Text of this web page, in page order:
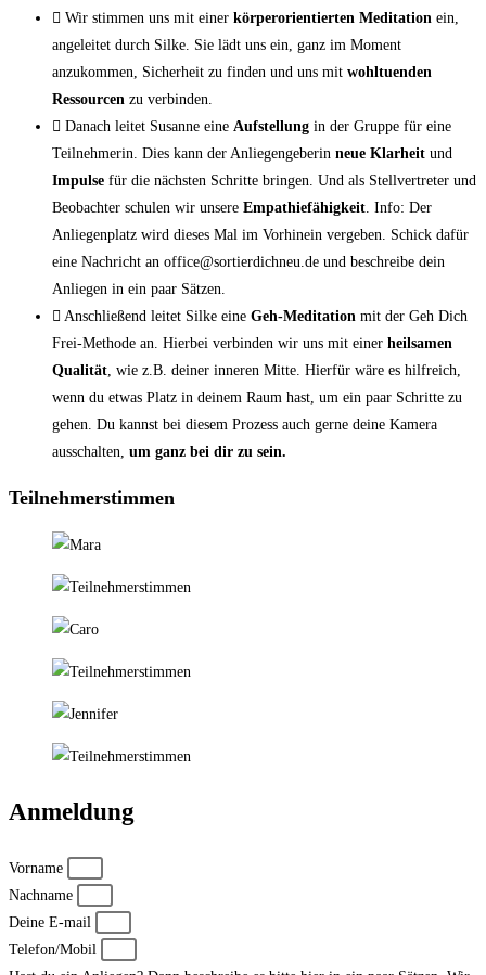
Wir stimmen uns mit einer körperorientierten Meditation ein,
angeleitet durch Silke. Sie lädt uns ein, ganz im Moment
anzukommen, Sicherheit zu finden und uns mit wohltuenden
Ressourcen zu verbinden.
Danach leitet Susanne eine Aufstellung in der Gruppe für eine
Teilnehmerin. Dies kann der Anliegengeberin neue Klarheit und
Impulse für die nächsten Schritte bringen. Und als Stellvertreter und
Beobachter schulen wir unsere Empathiefähigkeit. Info: Der
Anliegenplatz wird dieses Mal im Vorhinein vergeben. Schick dafür
eine Nachricht an office@sortierdichneu.de und beschreibe dein
Anliegen in ein paar Sätzen.
Anschließend leitet Silke eine Geh-Meditation mit der Geh Dich
Frei-Methode an. Hierbei verbinden wir uns mit einer heilsamen
Qualität, wie z.B. deiner inneren Mitte. Hierfür wäre es hilfreich,
wenn du etwas Platz in deinem Raum hast, um ein paar Schritte zu
gehen. Du kannst bei diesem Prozess auch gerne deine Kamera
ausschalten, um ganz bei dir zu sein.
Teilnehmerstimmen
Anmeldung
Vorname
Nachname
Deine E-mail
Telefon/Mobil